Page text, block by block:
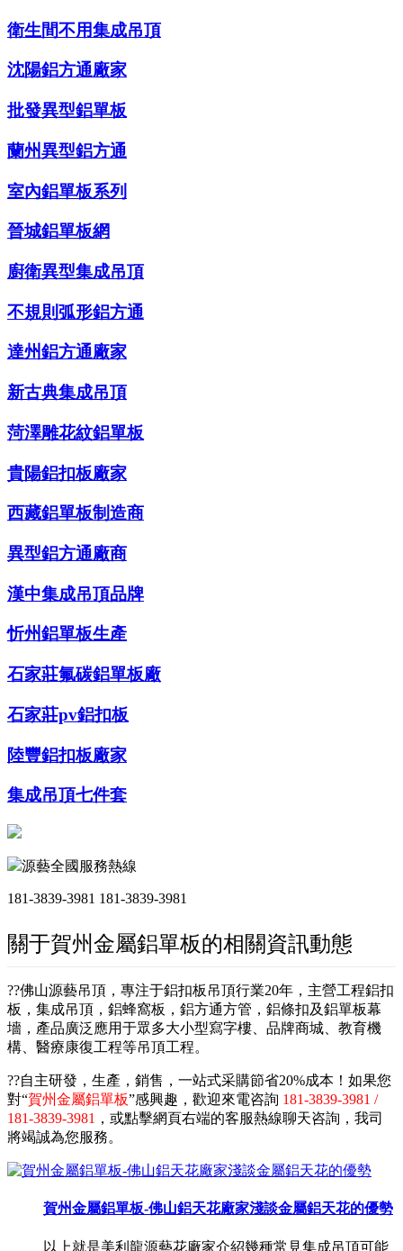
衛生間不用集成吊頂
沈陽鋁方通廠家
批發異型鋁單板
蘭州異型鋁方通
室內鋁單板系列
晉城鋁單板網
廚衛異型集成吊頂
不規則弧形鋁方通
達州鋁方通廠家
新古典集成吊頂
菏澤雕花紋鋁單板
貴陽鋁扣板廠家
西藏鋁單板制造商
異型鋁方通廠商
漢中集成吊頂品牌
忻州鋁單板生產
石家莊氟碳鋁單板廠
石家莊pv鋁扣板
陸豐鋁扣板廠家
集成吊頂七件套
源藝全國服務熱線
181-3839-3981 181-3839-3981
關于賀州金屬鋁單板的相關資訊動態
??佛山源藝吊頂，專注于鋁扣板吊頂行業20年，主營工程鋁扣
板，集成吊頂，鋁蜂窩板，鋁方通方管，鋁條扣及鋁單板幕
墻，產品廣泛應用于眾多大小型寫字樓、品牌商城、教育機
構、醫療康復工程等吊頂工程。
??自主研發，生產，銷售，一站式采購節省20%成本！如果您
對“賀州金屬鋁單板”感興趣，歡迎來電咨詢 181-3839-3981 /
181-3839-3981 ，或點擊網頁右端的客服熱線聊天咨詢，我司
將竭誠為您服務。
賀州金屬鋁單板-佛山鋁天花廠家淺談金屬鋁天花的優勢
以上就是美利龍源藝花廠家介紹幾種常見集成吊頂可能